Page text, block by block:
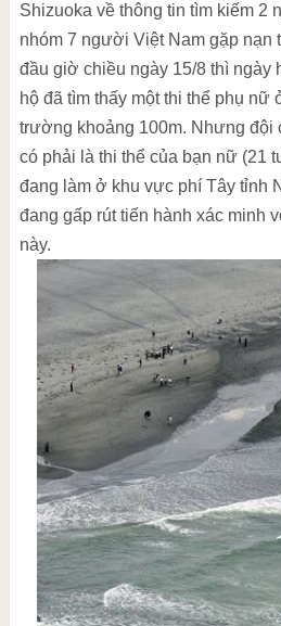
Shizuoka về thông tin tìm kiếm 2
nhóm 7 người Việt Nam gặp nạn
đầu giờ chiều ngày 15/8 thì ngày
hộ đã tìm thấy một thi thể phụ
trường khoảng 100m. Nhưng đội
có phải là thi thể của bạn nữ (21
đang làm ở khu vực phí Tây tỉnh
đang gấp rút tiến hành xác minh
này.